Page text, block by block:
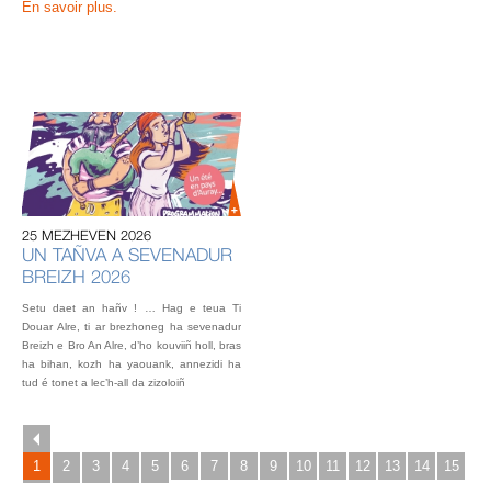
En savoir plus.
25 MEZHEVEN 2026
UN TAÑVA A SEVENADUR
BREIZH 2026
Setu daet an hañv ! … Hag e teua Ti
Douar Alre, ti ar brezhoneg ha sevenadur
Breizh e Bro An Alre, d’ho kouviiñ holl, bras
ha bihan, kozh ha yaouank, annezidi ha
tud é tonet a lec’h-all da zizoloiñ
1 2 3 4 5 6 7 8 9 10 11 12 13 14 15